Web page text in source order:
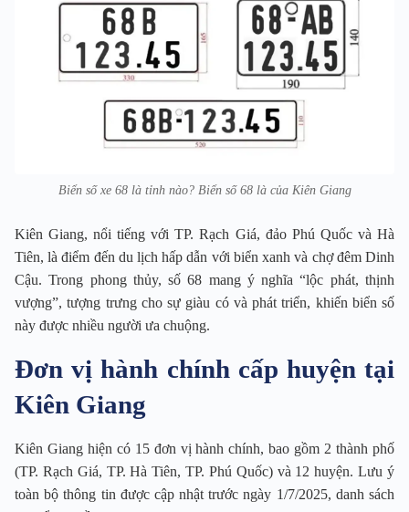
Biển số xe 68 là tỉnh nào? Biển số 68 là của Kiên Giang
Kiên Giang, nổi tiếng với TP. Rạch Giá, đảo Phú Quốc và Hà
Tiên, là điểm đến du lịch hấp dẫn với biển xanh và chợ đêm Dinh
Cậu. Trong phong thủy, số 68 mang ý nghĩa “lộc phát, thịnh
vượng”, tượng trưng cho sự giàu có và phát triển, khiến biển số
này được nhiều người ưa chuộng.
Đơn vị hành chính cấp huyện tại
Kiên Giang
Kiên Giang hiện có 15 đơn vị hành chính, bao gồm 2 thành phố
(TP. Rạch Giá, TP. Hà Tiên, TP. Phú Quốc) và 12 huyện. Lưu ý
toàn bộ thông tin được cập nhật trước ngày 1/7/2025, danh sách